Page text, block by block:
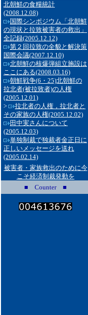
北朝鮮の食糧統計
(2008.12.08)
国際シンポジウム「北朝鮮
の現状と拉致被害者の救出」
全記録(2005.12.12)
第２回拉致の全貌と解決策
国際会議(2007.12.10)
北朝鮮の核爆弾組立施設は
ここにある(2008.03.16)
朝鮮戦争(6・25)北朝鮮の
拉北者(被拉致者)の人権
(2005.12.01)
>
拉北者の人権，拉北者と
その家族の人権(2005.12.02)
田中実さんについて
(2005.12.03)
単独制裁で独裁者金正日に
正しいメッセージを送れ
(2005.02.14)
被害者・家族救出のために今
こそ経済制裁発動を
■ Counter ■